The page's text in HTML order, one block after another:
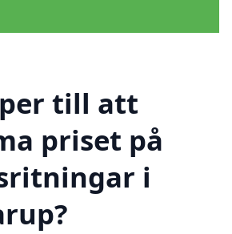
till att
priset på
i